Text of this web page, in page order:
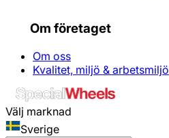
Om företaget
Om oss
Kvalitet, miljö & arbetsmiljö
Välj marknad
Sverige